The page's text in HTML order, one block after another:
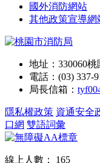
國外消防網站
其他政策宣導網
地址：330060
電話：(03) 337-
局長信箱：
隱私權政策 資通安全
口網 雙語詞彙
線上人數： 165